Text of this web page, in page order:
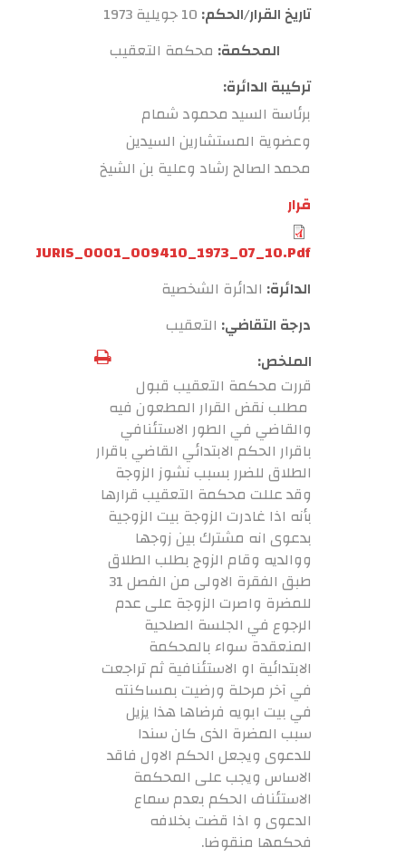
تاريخ القرار/الحكم: 10 جويلية 1973
المحكمة: محكمة التعقيب
تركيبة الدائرة:
برئاسة السيد محمود شمام
وعضوية المستشارين السيدين
محمد الصالح رشاد وعلية بن الشيخ
قرار
JURIS_0001_009410_1973_07_10.pdf
الدائرة: الدائرة الشخصية
درجة التقاضي: التعقيب
الملخص:
قررت محكمة التعقيب قبول
مطلب نقض القرار المطعون فيه
والقاضي في الطور الاستئنافي
باقرار الحكم الابتدائي القاضي باقرار
الطلاق للضرر بسبب نشوز الزوجة
وقد عللت محكمة التعقيب قرارها
بأنه اذا غادرت الزوجة بيت الزوجية
بدعوى انه مشترك بين زوجها
ووالديه وقام الزوج بطلب الطلاق
طبق الفقرة الاولى من الفصل 31
للمضرة واصرت الزوجة على عدم
الرجوع في الجلسة الصلحية
المنعقدة سواء بالمحكمة
الابتدائية او الاستئنافية ثم تراجعت
في آخر مرحلة ورضيت بمساكنته
في بيت ابويه فرضاها هذا يزيل
سبب المضرة الذى كان سندا
للدعوى ويجعل الحكم الاول فاقد
الاساس ويجب على المحكمة
الاستئناف الحكم بعدم سماع
الدعوى و اذا قضت بخلافه
فحكمها منقوضا.